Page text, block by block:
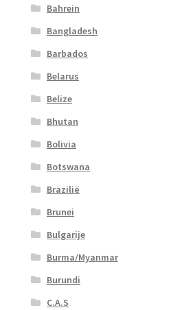
Bahrein
Bangladesh
Barbados
Belarus
Belize
Bhutan
Bolivia
Botswana
Brazilië
Brunei
Bulgarije
Burma/Myanmar
Burundi
C.A.S